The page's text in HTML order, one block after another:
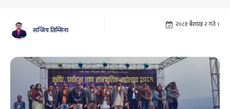
सन्जिप तिम्सिना
२०८१ बैशाख २ गते ।